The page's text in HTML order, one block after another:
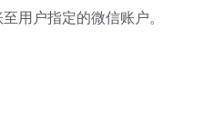
用户指定的微信账户。